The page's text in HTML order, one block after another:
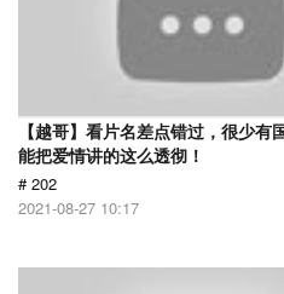
【越哥】看片名差点错过，很少有
能把爱情讲的这么透彻！
# 202
2021-08-27 10:17